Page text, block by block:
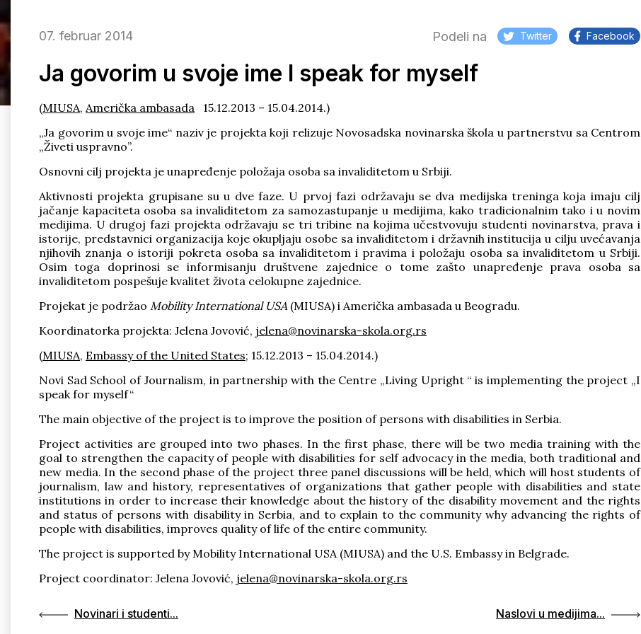
07. februar 2014 Podeli na Twitter Facebook
Ja govorim u svoje ime I speak for myself
(MIUSA, Američka ambasada
15.12.2013 – 15.04.2014.)
„Ja govorim u svoje ime“ naziv je projekta koji relizuje Novosadska novinarska škola u partnerstvu sa Centrom
„Živeti uspravno”.
Osnovni cilj projekta je unapređenje položaja osoba sa invaliditetom u Srbiji.
Aktivnosti projekta grupisane su u dve faze. U prvoj fazi održavaju se dva medijska treninga koja imaju cilj
jačanje kapaciteta osoba sa invaliditetom za samozastupanje u medijima, kako tradicionalnim tako i u novim
medijima. U drugoj fazi projekta održavaju se tri tribine na kojima učestvovuju studenti novinarstva, prava i
istorije, predstavnici organizacija koje okupljaju osobe sa invaliditetom i državnih institucija u cilju uvećavanja
njihovih znanja o istoriji pokreta osoba sa invaliditetom i pravima i položaju osoba sa invaliditetom u Srbiji.
Osim toga doprinosi se informisanju društvene zajednice o tome zašto unapređenje prava osoba sa
invaliditetom pospešuje kvalitet života celokupne zajednice.
Projekat je podržao Mobility International USA(MIUSA) i Američka ambasada u Beogradu.
Koordinatorka projekta: Jelena Jovović, jelena@novinarska-skola.org.rs
(MIUSA, Embassy of the United States; 15.12.2013 – 15.04.2014.)
Novi Sad School of Journalism, in partnership with the Centre „Living Upright “ is implementing the project „I
speak for myself“
The main objective of the project is to improve the position of persons with disabilities in Serbia.
Project activities are grouped into two phases. In the first phase, there will be two media training with the
goal to strengthen the capacity of people with disabilities for self advocacy in the media, both traditional and
new media. In the second phase of the project three panel discussions will be held, which will host students of
journalism, law and history, representatives of organizations that gather people with disabilities and state
institutions in order to increase their knowledge about the history of the disability movement and the rights
and status of persons with disability in Serbia, and to explain to the community why advancing the rights of
people with disabilities, improves quality of life of the entire community.
The project is supported by Mobility International USA (MIUSA) and the U.S. Embassy in Belgrade.
Project coordinator: Jelena Jovović, jelena@novinarska-skola.org.rs
Novinari i studenti... Naslovi u medijima...